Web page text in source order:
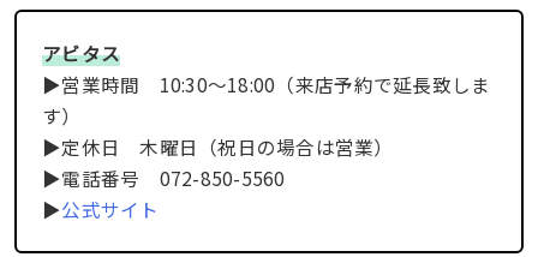
アビタス
▶︎営業時間 10:30～18:00（来店予約で延長致しま
す）
▶︎定休日 木曜日（祝日の場合は営業）
▶︎電話番号 072-850-5560
▶︎公式サイト